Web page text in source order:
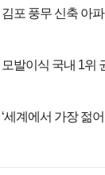
김포 풍무 신축 아
모발이식 국내 1위
‘세계에서 가장 젊